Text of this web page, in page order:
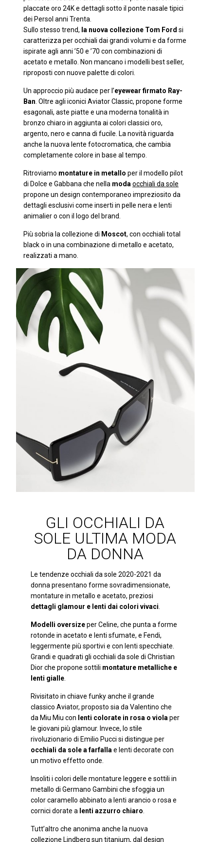
placcate oro 24K e dettagli sotto il ponte nasale tipici
dei Persol anni Trenta.
Sullo stesso trend, la nuova collezione Tom Ford si
caratterizza per occhiali dai grandi volumi e da forme
ispirate agli anni ’50 e ’70 con combinazioni di
acetato e metallo. Non mancano i modelli best seller,
riproposti con nuove palette di colori.
Un approccio più audace per l’eyewear firmato Ray-
Ban. Oltre agli iconici Aviator Classic, propone forme
esagonali, aste piatte e una moderna tonalità in
bronzo chiaro in aggiunta ai colori classici oro,
argento, nero e canna di fucile. La novità riguarda
anche la nuova lente fotocromatica, che cambia
completamente colore in base al tempo.
Ritroviamo montature in metallo per il modello pilot
di Dolce e Gabbana che nella modaocchiali da sole
propone un design contemporaneo impreziosito da
dettagli esclusivi come inserti in pelle nera e lenti
animalier o con il logo del brand.
Più sobria la collezione di Moscot, con occhiali total
black o in una combinazione di metallo e acetato,
realizzati a mano.
GLI OCCHIALI DA
SOLE ULTIMA MODA
DA DONNA
Le tendenze occhiali da sole 2020-2021 da
donna presentano forme sovradimensionate,
montature in metallo e acetato, preziosi
dettagli glamour e lenti dai colori vivaci
Modelli oversizeper Celine, che punta a forme
rotonde in acetato e lenti sfumate, e Fendi,
leggermente più sportivi e con lenti specchiate.
Grandi e quadrati gli occhiali da sole di Christian
Dior che propone sottili montature metalliche e
lenti gialle
Rivisitato in chiave funky anche il grande
classico Aviator, proposto sia da Valentino che
da Miu Miu con lenti colorate in rosa o viola per
le giovani più glamour. Invece, lo stile
rivoluzionario di Emilio Pucci si distingue per
occhiali da sole a farfalla e lenti decorate con
un motivo effetto onde.
Insoliti i colori delle montature leggere e sottili in
metallo di Germano Gambini che sfoggia un
color caramello abbinato a lenti arancio o rosa e
cornici dorate a lenti azzurro chiaro
Tutt’altro che anonima anche la nuova
collezione Lindberg sun titanium, dal design